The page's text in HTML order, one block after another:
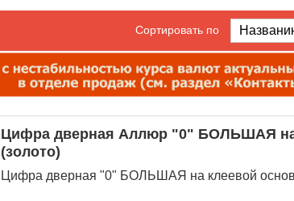
Сортировать по
Цифра дверная Аллюр "0" БОЛЬШАЯ на
(золото)
Цифра дверная "0" БОЛЬШАЯ на клеевой